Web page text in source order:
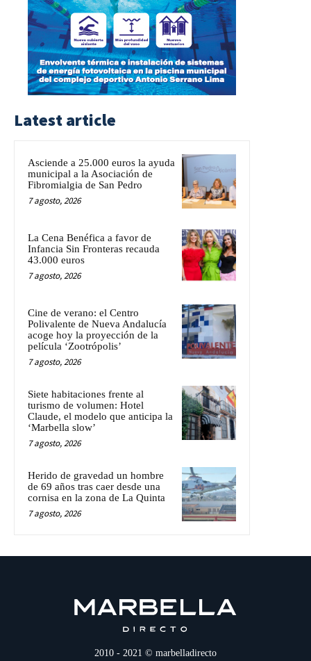
Latest article
Asciende a 25.000 euros la ayuda
municipal a la Asociación de
Fibromialgia de San Pedro
7 agosto, 2026
La Cena Benéfica a favor de
Infancia Sin Fronteras recauda
43.000 euros
7 agosto, 2026
Cine de verano: el Centro
Polivalente de Nueva Andalucía
acoge hoy la proyección de la
película ‘Zootrópolis’
7 agosto, 2026
Siete habitaciones frente al
turismo de volumen: Hotel
Claude, el modelo que anticipa la
‘Marbella slow’
7 agosto, 2026
Herido de gravedad un hombre
de 69 años tras caer desde una
cornisa en la zona de La Quinta
7 agosto, 2026
2010 - 2021 © marbelladirecto